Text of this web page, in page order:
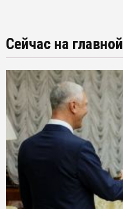
Сейчас на главной